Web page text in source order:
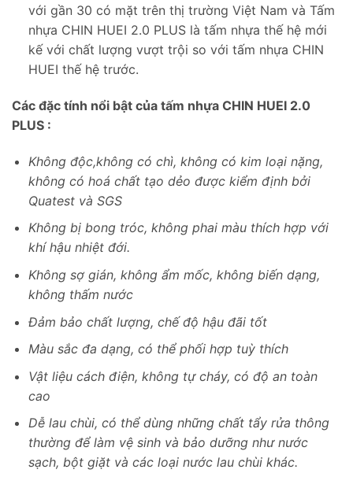
với gần 30 có mặt trên thị trường Việt Nam và Tấm
nhựa CHIN HUEI 2.0 PLUS là tấm nhựa thế hệ mới
kế với chất lượng vượt trội so với tấm nhựa CHIN
HUEI thế hệ trước.
Các đặc tính nổi bật của tấm nhựa CHIN HUEI 2.0
PLUS :
Không độc,không có chì, không có kim loại nặng,
không có hoá chất tạo dẻo được kiểm định bởi
Quatest và SGS
Không bị bong tróc, không phai màu thích hợp với
khí hậu nhiệt đới.
Không sợ gián, không ẩm mốc, không biến dạng,
không thấm nước
Đảm bảo chất lượng, chế độ hậu đãi tốt
Màu sắc đa dạng, có thể phối hợp tuỳ thích
Vật liệu cách điện, không tự cháy, có độ an toàn
cao
Dễ lau chùi, có thể dùng những chất tẩy rửa thông
thường để làm vệ sinh và bảo dưỡng như nước
sạch, bột giặt và các loại nước lau chùi khác.